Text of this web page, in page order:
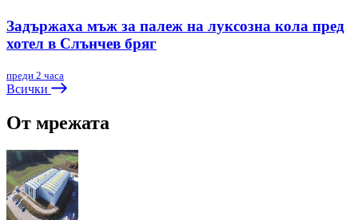
Задържаха мъж за палеж на луксозна кола пред
хотел в Слънчев бряг
преди 2 часа
Всички
От мрежата